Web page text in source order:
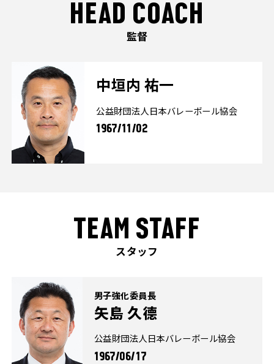
HEAD COACH
監督
中垣内 祐一
公益財団法人日本バレーボール協会
1967/11/02
TEAM STAFF
スタッフ
男子強化委員長
矢島 久德
公益財団法人日本バレーボール協会
1967/06/17